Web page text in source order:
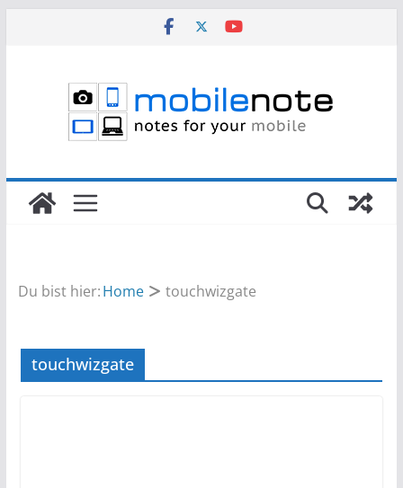
Du bist hier:Home touchwizgate
touchwizgate